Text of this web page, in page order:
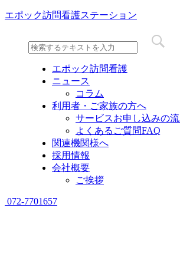
エポック訪問看護ステーション
エポック訪問看護
ニュース
コラム
利用者・ご家族の方へ
サービスお申し込みの
よくあるご質問FAQ
関連機関様へ
採用情報
会社概要
ご挨拶
072-7701657